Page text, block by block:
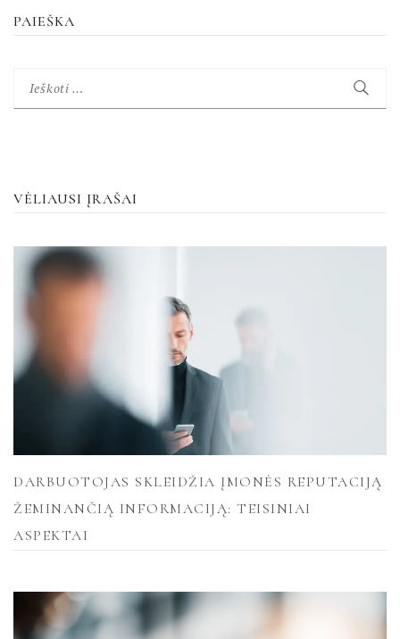
PAIEŠKA
Ieškoti:
VĖLIAUSI ĮRAŠAI
DARBUOTOJAS SKLEIDŽIA ĮMONĖS REPUTACIJĄ
ŽEMINANČIĄ INFORMACIJĄ: TEISINIAI
ASPEKTAI